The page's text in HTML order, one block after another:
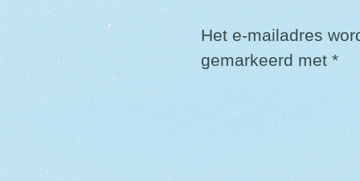
Het e-mailadres
gemarkeerd met *